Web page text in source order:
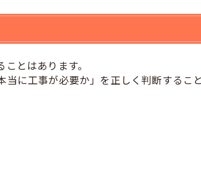
とはあります。
に工事が必要か」を正しく判断するこ